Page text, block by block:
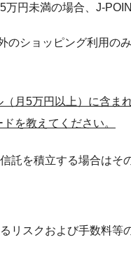
円未満の場合、J-
ショッピング利用の
月5万円以上）に含ま
を教えてください。
託を積立する場合はそ
リスクおよび手数料等